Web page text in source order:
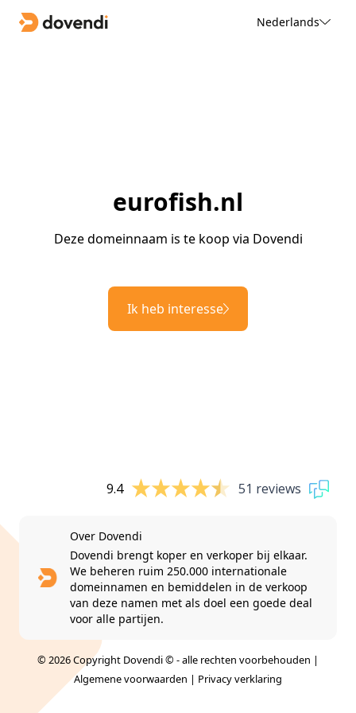
Nederlands
eurofish.nl
Deze domeinnaam is te koop via Dovendi
Ik heb interesse
9.4 51 reviews
Over Dovendi
Dovendi brengt koper en verkoper bij elkaar.
We beheren ruim 250.000 internationale
domeinnamen en bemiddelen in de verkoop
van deze namen met als doel een goede deal
voor alle partijen.
© 2026 Copyright Dovendi © - alle rechten voorbehouden |
Algemene voorwaarden | Privacy verklaring